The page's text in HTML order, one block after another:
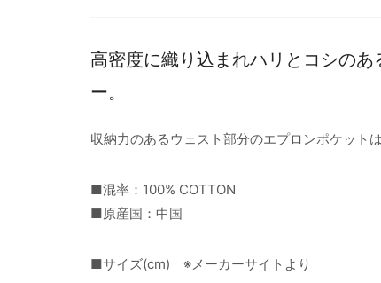
高密度に織り込まれハリとコシの
ー。
収納力のあるウェスト部分のエプロンポケット
■混率：100% COTTON
■原産国：中国
■サイズ(cm) ※メーカーサイトより